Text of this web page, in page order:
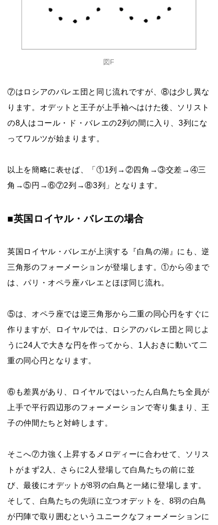
図F
⑦はロシアのバレエ団と同じ流れですが、⑧は少し異な
ります。オデットと王子が上手袖へはけた後、ソリスト
の8人はコール・ド・バレエの2列の間に入り、3列にな
ってワルツが始まります。
以上を簡略に表せば、「①1列→②四角→③交差→④三
角→⑤円→⑥⑦2列→⑧3列」となります。
■英国ロイヤル・バレエの場合
英国ロイヤル・バレエが上演する『白鳥の湖』にも、逆
三角形のフォーメーションが登場します。①から④まで
は、パリ・オペラ座バレエとほぼ同じ流れ。
⑤は、オペラ座では逆三角形から二重の同心円をすぐに
作りますが、ロイヤルでは、ロシアのバレエ団と同じよ
うに24人で大きな円を作ってから、1人おきに動いて二
重の同心円となります。
⑥も差異があり、ロイヤルではいったん白鳥たち全員が
上手で平行四辺形のフォーメーションで寄り集まり、王
子の仲間たちと対峙します。
そこへ⑦力強く上昇するメロディーに合わせて、ソリス
トがまず2人、さらに2人登場して白鳥たちの前に並
び、最後にオデットが8羽の白鳥と一緒に登場します。
そして、白鳥たちの先頭に立つオデットを、8羽の白鳥
が円陣で取り囲むというユニークなフォーメーションに